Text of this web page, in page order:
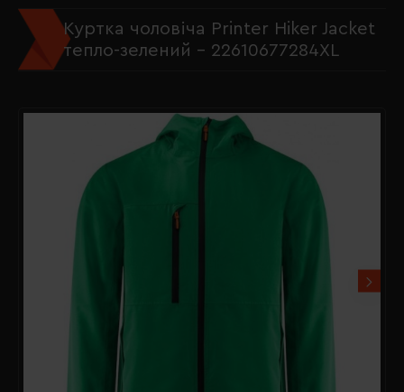
Куртка чоловіча Printer Hiker Jacket
тепло-зелений - 22610677284XL